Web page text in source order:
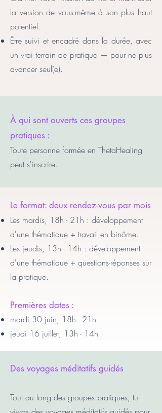
la version de vous-même à son plus haut
potentiel.
Être suivi et encadré dans la durée, avec
un vrai terrain de pratique — pour ne plus
avancer seul(e).
À qui sont ouverts ces groupes
pratiques :
Toute personne formée en ThetaHealing
peut s'inscrire.
Le format: deux rendez-vous par mois
Les mardis, 18h - 21h : développement
d'une thématique + travail en binôme.​
Les jeudis, 13h - 14h : développement
d'une thématique + questions-réponses sur
la pratique.
Premières dates :
mardi 30 juin, 18h - 21h
jeudi 16 juillet, 13h - 14h
Des voyages méditatifs guidés
Tout au long des groupes pratiques, tu